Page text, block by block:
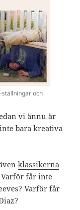
ställningar och
vi ännu är
bara kreativa
klassikerna
Varför får inte
Varför får